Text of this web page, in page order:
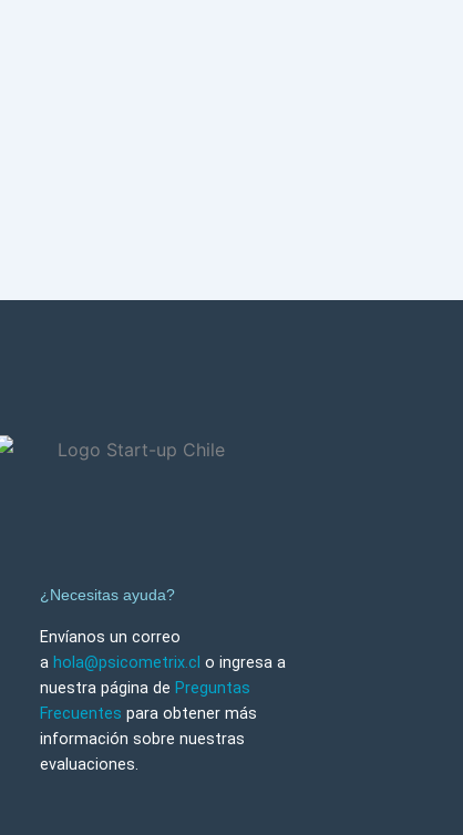
¿Necesitas ayuda?
Envíanos un correo
a hola@psicometrix.cl o ingresa a
nuestra página de Preguntas
Frecuentes para obtener más
información sobre nuestras
evaluaciones.